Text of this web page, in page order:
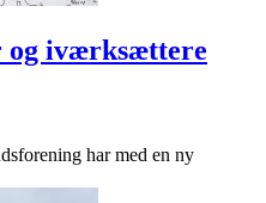
og iværksættere
har med en ny